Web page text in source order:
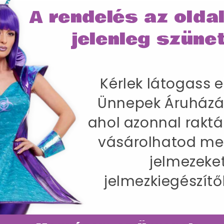
Akár már másnapi
IRÁNY AZ
SZÁLLÍTÁS
Nőknek Szoknyával, Kabáttal,
cm / Csípőméret 100-104 cm / Belső lábhossz
Kérlek látogass
Ünnepek
ahol azonnal
vásárolhatod
A rendelés az
jelenleg